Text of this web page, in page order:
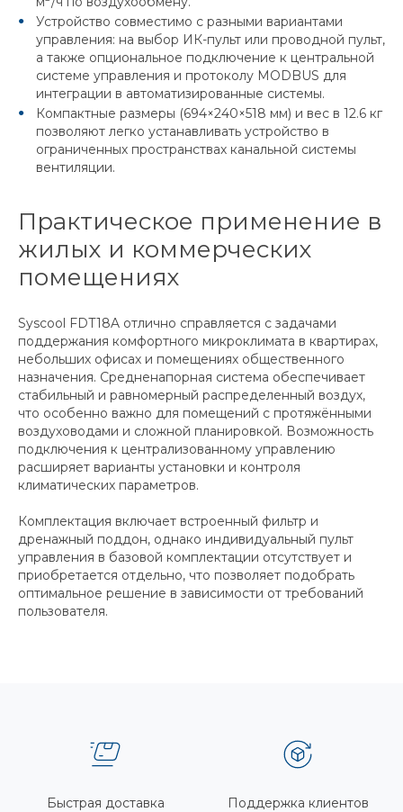
Устройство совместимо с разными вариантами
управления: на выбор ИК-пульт или проводной пульт,
а также опциональное подключение к центральной
системе управления и протоколу MODBUS для
интеграции в автоматизированные системы.
Компактные размеры (694×240×518 мм) и вес в 12.6 кг
позволяют легко устанавливать устройство в
ограниченных пространствах канальной системы
вентиляции.
Практическое применение в
жилых и коммерческих
помещениях
Syscool FDT18A отлично справляется с задачами
поддержания комфортного микроклимата в квартирах,
небольших офисах и помещениях общественного
назначения. Средненапорная система обеспечивает
стабильный и равномерный распределенный воздух,
что особенно важно для помещений с протяжёнными
воздуховодами и сложной планировкой. Возможность
подключения к централизованному управлению
расширяет варианты установки и контроля
климатических параметров.
Комплектация включает встроенный фильтр и
дренажный поддон, однако индивидуальный пульт
управления в базовой комплектации отсутствует и
приобретается отдельно, что позволяет подобрать
оптимальное решение в зависимости от требований
пользователя.
Быстрая доставка Поддержка клиентов